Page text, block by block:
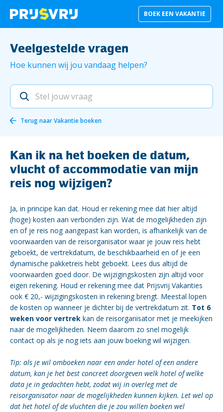
BOEK EEN VAKANTIE
Veelgestelde vragen
Hoe kunnen wij jou vandaag helpen?
Terug naarVakantie boeken
Kan ik na het boeken de datum,
vlucht of accommodatie van mijn
reis nog wijzigen?
Ja, in principe kan dat. Houd er rekening mee dat hier altijd
(hoge) kosten aan verbonden zijn. Wat de mogelijkheden zijn
en of je reis nog aangepast kan worden, is afhankelijk van de
voorwaarden van de reisorganisator waar je jouw reis hebt
geboekt, de vertrekdatum, de beschikbaarheid en of je een
dynamische pakketreis hebt geboekt. Lees dus altijd de
voorwaarden goed door. De wijzigingskosten zijn altijd voor
eigen rekening. Houd er rekening mee dat Prijsvrij Vakanties
ook € 20,- wijzigingskosten in rekening brengt. Meestal lopen
de kosten op wanneer je dichter bij de vertrekdatum zit. Tot 6
weken voor vertrek kan de reisorganisator met je meekijken
naar de mogelijkheden. Neem daarom zo snel mogelijk
contact op als je nog iets aan jouw boeking wil wijzigen.
Tip: als je wil omboeken naar een ander hotel of een andere
datum, kan je het best concreet doorgeven welk hotel of welke
data je in gedachten hebt, zodat wij in overleg met de
reisorganisator naar de mogelijkheden kunnen kijken. Let wel op
dat het hotel of de vluchten die je zou willen boeken wel